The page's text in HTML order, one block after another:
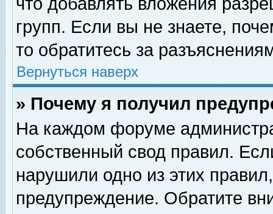
групп. Если вы не знаете,
то обратитесь за
Вернуться наверх
» Почему я получил
На каждом форуме
собственный свод правил.
нарушили одно из этих
предупреждение. Обратите